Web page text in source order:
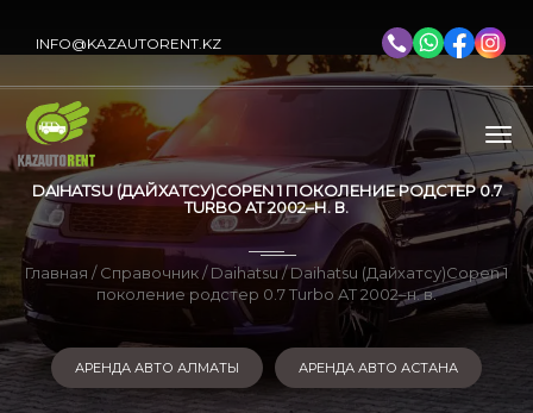
INFO@KAZAUTORENT.KZ
DAIHATSU (ДАЙХАТСУ)COPEN 1 ПОКОЛЕНИЕ РОДСТЕР 0.7
TURBO AT 2002–Н. В.
Главная /Справочник/Daihatsu/ Daihatsu (Дайхатсу)Copen 1
поколение родстер 0.7 Turbo AT 2002–н. в.
АРЕНДА АВТО АЛМАТЫ АРЕНДА АВТО АСТАНА